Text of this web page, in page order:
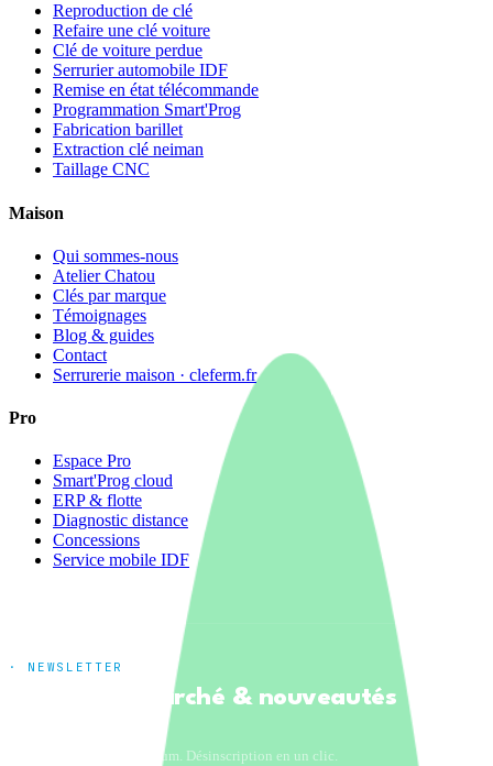
Reproduction de clé
Refaire une clé voiture
Clé de voiture perdue
Serrurier automobile IDF
Remise en état télécommande
Programmation Smart'Prog
Fabrication barillet
Extraction clé neiman
Taillage CNC
Maison
Qui sommes-nous
Atelier Chatou
Clés par marque
Témoignages
Blog & guides
Contact
Serrurerie maison · cleferm.fr
Pro
Espace Pro
Smart'Prog cloud
ERP & flotte
Diagnostic distance
Concessions
Service mobile IDF
· NEWSLETTER
Tendances marché & nouveautés
Un email par mois maximum. Désinscription en un clic.